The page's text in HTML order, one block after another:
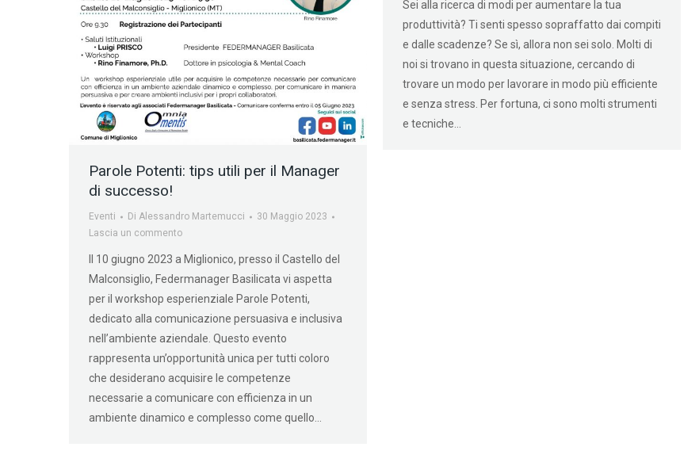
Parole Potenti: tips utili per il Manager
di successo!
Eventi Di Alessandro Martemucci
30 Maggio 2023
Lascia un commento
Il 10 giugno 2023 a Miglionico, presso il Castello del
Malconsiglio, Federmanager Basilicata vi aspetta
per il workshop esperienziale Parole Potenti,
dedicato alla comunicazione persuasiva e inclusiva
nell’ambiente aziendale. Questo evento
rappresenta un’opportunità unica per tutti coloro
che desiderano acquisire le competenze
necessarie a comunicare con efficienza in un
ambiente dinamico e complesso come quello…
Sei alla ricerca di modi per aumentare la tua
produttività? Ti senti spesso sopraffatto dai compiti
e dalle scadenze? Se sì, allora non sei solo. Molti di
noi si trovano in questa situazione, cercando di
trovare un modo per lavorare in modo più efficiente
e senza stress. Per fortuna, ci sono molti strumenti
e tecniche…